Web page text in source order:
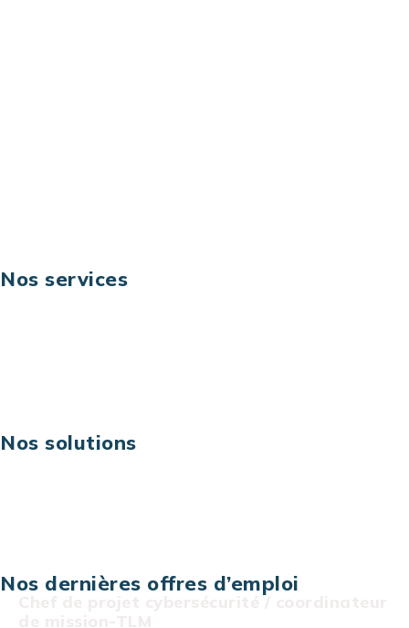
Nos services
Nos solutions
Nos dernières offres d’emploi
Chef de projet cybersécurité / coordinateur